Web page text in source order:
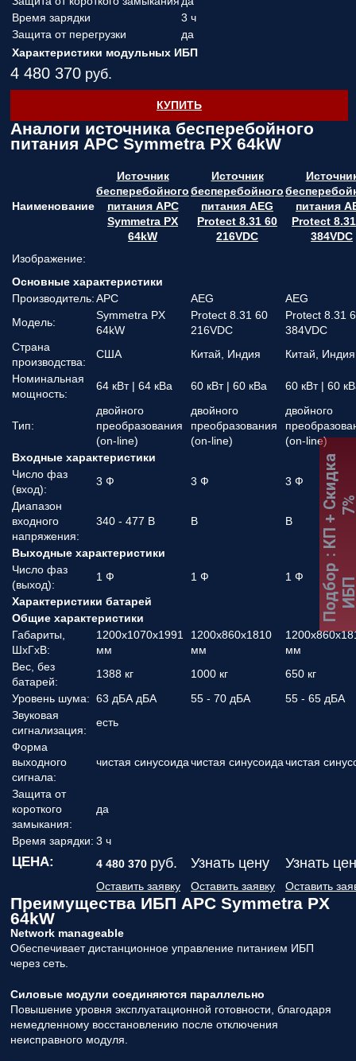
Время зарядки
3 ч
Защита от перегрузки
да
Характеристики модульных ИБП
4 480 370 руб.
КУПИТЬ
Аналоги источника бесперебойного
питания APC Symmetra PX 64kW
Наименование
Источник
бесперебойного
питания APC
Symmetra PX
64kW
Источник
бесперебойного
питания AEG
Protect 8.31 60
216VDC
питания
Protect
384VDC
Изображение:
Основные характеристики
Производитель:APC AEG
AEG
Модель:
Symmetra PX
64kW
Protect 8.31 60
216VDC
Protect 8.31
384VDC
Страна
производства:
США Китай, Индия
Китай, Индия
Номинальная
мощность:
64 кВт | 64 кВа 60 кВт | 60 кВа 60 кВт | 60
Тип:
двойного
преобразования
(on-line)
двойного
преобразования
(on-line)
двойного
(on-line)
Входные характеристики
Число фаз
(вход):
3 Ф 3 Ф
3 Ф
Диапазон
входного
напряжения:
340 - 477 В В В
Выходные характеристики
Число фаз
(выход):
1 Ф 1 Ф
1 Ф
Характеристики батарей
Общие характеристики
Габариты,
ШхГхВ:
1200x1070x1991
мм
1200х860х1810
мм
мм
Вес, без
батарей:
1388 кг 1000 кг
650 кг
Уровень шума: 63 дБА дБА 55 - 70 дБА
55 - 65 дБА
Звуковая
сигнализация:
есть
Форма
выходного
сигнала:
чистая синусоидачистая синусоидачистая
Защита от
короткого
замыкания:
да
Время зарядки: 3 ч
ЦЕНА: 4 480 370 руб. Узнать цену Узнать
Оставить заявку Оставить заявку Оставить
Преимущества ИБП APC Symmetra PX
64kW
Network manageable
Обеспечивает дистанционное управление питанием ИБП
через сеть.
Силовые модули соединяются параллельно
Повышение уровня эксплуатационной готовности, благодаря
немедленному восстановлению после отключения
неисправного модуля.
Подбор
:
К
П
+
С
к
и
д
к
а
7